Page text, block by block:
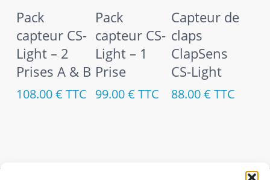
Panier
Pack
capteur CS-
Light – 2
Prises A & B
108.00€ TTC
Panier
Pack
capteur CS-
Light – 1
Prise
99.00€ TTC
Panier
Capteur de
claps
ClapSens
CS-Light
88.00€ TTC